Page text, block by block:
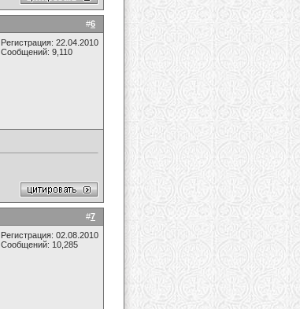
#6
Регистрация: 22.04.2010
Сообщений: 9,110
#7
Регистрация: 02.08.2010
Сообщений: 10,285